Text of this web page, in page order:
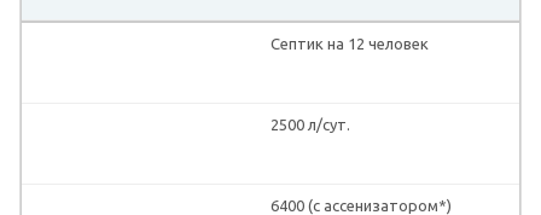
Септик на 12 человек
2500 л/сут.
6400 (с ассенизатором*)